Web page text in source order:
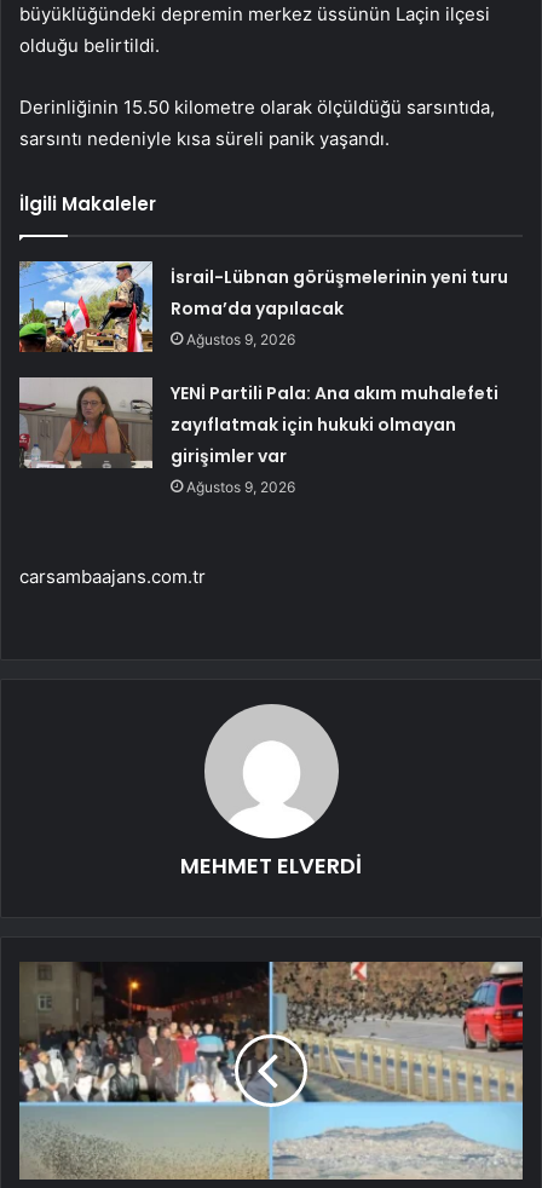
büyüklüğündeki depremin merkez üssünün Laçin ilçesi
olduğu belirtildi.
Derinliğinin 15.50 kilometre olarak ölçüldüğü sarsıntıda,
sarsıntı nedeniyle kısa süreli panik yaşandı.
İlgili Makaleler
İsrail-Lübnan görüşmelerinin yeni turu
Roma’da yapılacak
Ağustos 9, 2026
YENİ Partili Pala: Ana akım muhalefeti
zayıflatmak için hukuki olmayan
girişimler var
Ağustos 9, 2026
carsambaajans.com.tr
MEHMET ELVERDİ